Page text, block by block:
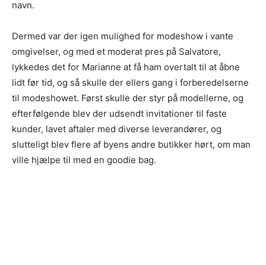
navn.
Dermed var der igen mulighed for modeshow i vante
omgivelser, og med et moderat pres på Salvatore,
lykkedes det for Marianne at få ham overtalt til at åbne
lidt før tid, og så skulle der ellers gang i forberedelserne
til modeshowet. Først skulle der styr på modellerne, og
efterfølgende blev der udsendt invitationer til faste
kunder, lavet aftaler med diverse leverandører, og
slutteligt blev flere af byens andre butikker hørt, om man
ville hjælpe til med en goodie bag.